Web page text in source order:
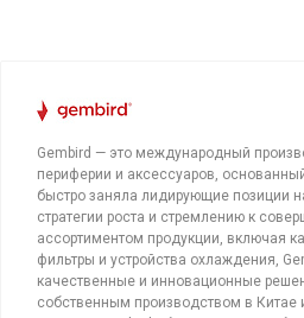
Gembird — это международный
периферии и аксессуаров,
быстро заняла лидирующие позиции
стратегии роста и стремлению к
ассортиментом продукции, включая
фильтры и устройства охлаждения,
качественные и инновационные
собственным производством в